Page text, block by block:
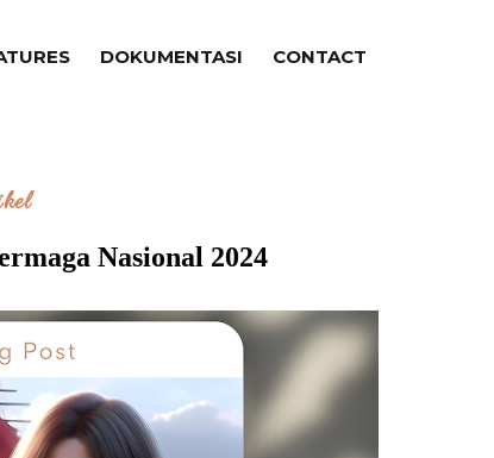
DOKUMENTASI CONTACT
Nasional 2024